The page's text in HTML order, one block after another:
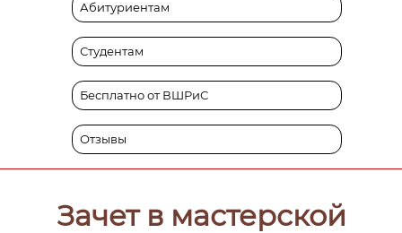
Абитуриентам
Студентам
Бесплатно от ВШРиС
Отзывы
Зачет в мастерской